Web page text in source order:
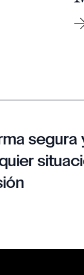
segura